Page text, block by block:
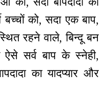
को, सदा एक बाप,
रहने वाले, बिन्दू बन
सर्व बाप के स्नेही,
का यादप्यार और